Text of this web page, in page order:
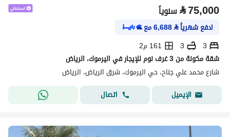
⃁75,000 سنوياً
ادفع شهرياً⃁
6,688مع
3
3
161 م2
شقة مكونة من 3 غرف نوم للإيجار في اليرموك، الرياض
شارع محمد علي جناح، حي اليرموك، شرق الرياض، الرياض
الإيميل
اتصال